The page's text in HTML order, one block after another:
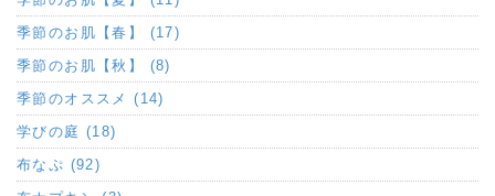
季節のお肌【春】 (17)
季節のお肌【秋】 (8)
季節のオススメ (14)
学びの庭 (18)
布なぷ (92)